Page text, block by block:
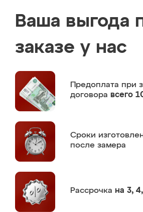
Ваша выгода
заказе у нас
Предоплата при
договора всего
Сроки
после замера
Рассрочка на 3,